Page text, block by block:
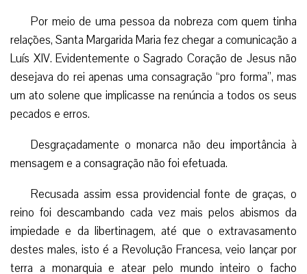
Por meio de uma pessoa da nobreza com quem tinha
relações, Santa Margarida Maria fez chegar a comunicação a
Luís XIV. Evidentemente o Sagrado Coração de Jesus não
desejava do rei apenas uma consagração “pro forma”, mas
um ato solene que implicasse na renúncia a todos os seus
pecados e erros.
Desgraçadamente o monarca não deu importância à
mensagem e a consagração não foi efetuada.
Recusada assim essa providencial fonte de graças, o
reino foi descambando cada vez mais pelos abismos da
impiedade e da libertinagem, até que o extravasamento
destes males, isto é a Revolução Francesa, veio lançar por
terra a monarquia e atear pelo mundo inteiro o facho